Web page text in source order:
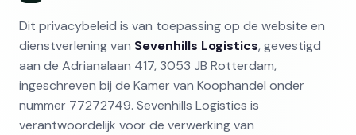
Dit privacybeleid is van toepassing op de website en
dienstverlening van Sevenhills Logistics, gevestigd
aan de Adrianalaan 417, 3053 JB Rotterdam,
ingeschreven bij de Kamer van Koophandel onder
nummer 77272749. Sevenhills Logistics is
verantwoordelijk voor de verwerking van